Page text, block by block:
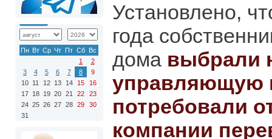
Пн Вт Ср Чт Пт Сб Вс
1
2
3
4 5 6 7 8
9
10 11 12 13 14 15
16
17 18 19 20 21 22
23
24 25 26 27 28 29
30
31
Установлено,
года
дома выбрали
управляющую
потребовали
компании